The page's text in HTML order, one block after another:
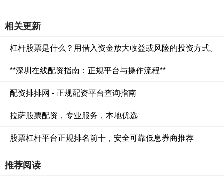
相关更新
杠杆股票是什么？用借入资金放大收益或风险的投资方式。
**深圳在线配资指南：正规平台与操作流程**
配资排排网 - 正规配资平台查询指南
拉萨股票配资，专业服务，本地优选
股票杠杆平台正规排名前十，安全可靠低息券商推荐
推荐阅读